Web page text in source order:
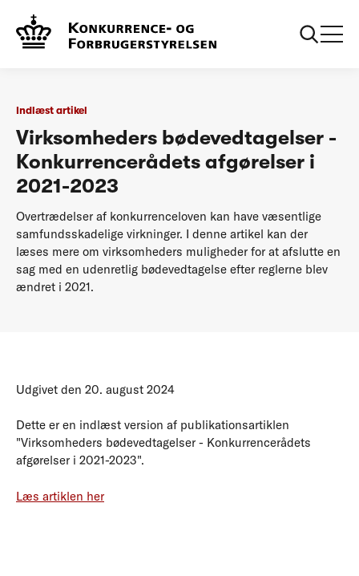
Podcasts
Konkurrencerådets afgørelser i 2021-2023
Indlæst artikel
Virksomheders bødevedtagelser -
Konkurrencerådets afgørelser i
2021-2023
Overtrædelser af konkurrenceloven kan have væsentlige
samfundsskadelige virkninger. I denne artikel kan der
læses mere om virksomheders muligheder for at afslutte en
sag med en udenretlig bødevedtagelse efter reglerne blev
ændret i 2021.
Udgivet den 20. august 2024
Dette er en indlæst version af publikationsartiklen
"Virksomheders bødevedtagelser - Konkurrencerådets
afgørelser i 2021-2023".
Læs artiklen her